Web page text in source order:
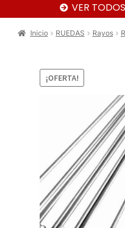
VER
Inicio RUEDAS Rayos
¡OFERTA!